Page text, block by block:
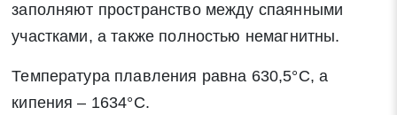
заполняют пространство между спаянными
участками, а также полностью немагнитны.
Температура плавления равна 630,5°C, а
кипения – 1634°C.